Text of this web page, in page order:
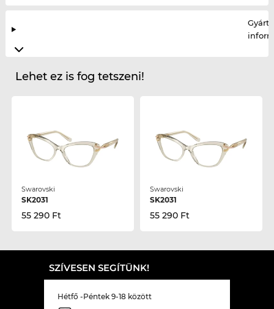
Lehet ez is fog tetszeni!
Swarovski
SK2031
55 290 Ft
Swarovski
SK2031
55 290 Ft
SZÍVESEN SEGÍTÜNK!
Hétfő -Péntek 9-18 között